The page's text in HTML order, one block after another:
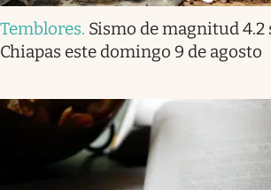
Temblores. Sismo de magnitud 4.2
Chiapas este domingo 9 de agosto